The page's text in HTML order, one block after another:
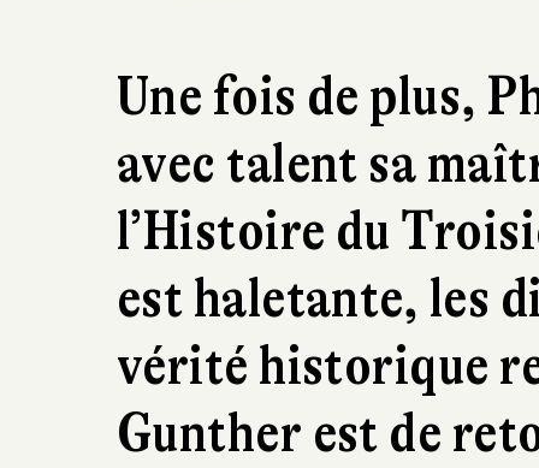
Une fois de plus,
avec talent sa
l’Histoire du
est haletante, les
vérité historique
Gunther est de